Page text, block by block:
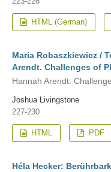
HTML (German)
Maria Robaszkiewicz /
Arendt. Challenges of
Hannah Arendt:
Joshua Livingstone
227-230
HTML PDF
Héla Hecker: